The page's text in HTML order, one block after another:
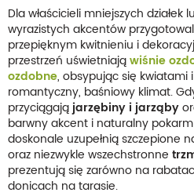
Dla właścicieli mniejszych działek
wyrazistych akcentów
przepięknym kwitnieniu i
przestrzeń uświetniająwiśnie
ozdobne, obsypując się
romantyczny, baśniowy klimat.
przyciągają jarzębiny i jarząby
barwny akcent i naturalny
doskonale uzupełnią szczepione
oraz niezwykle wszechstronne
prezentują się zarówno na
donicach na tarasie.